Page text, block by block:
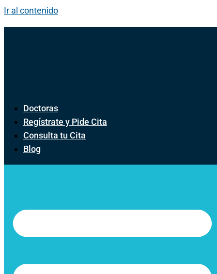
Ir al contenido
Doctoras
Regístrate y Pide Cita
Consulta tu Cita
Blog